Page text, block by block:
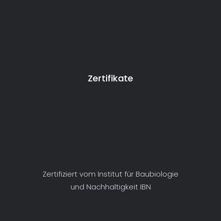
Zertifikate
Zertifiziert vom Institut für Baubiologie
und Nachhaltigkeit IBN